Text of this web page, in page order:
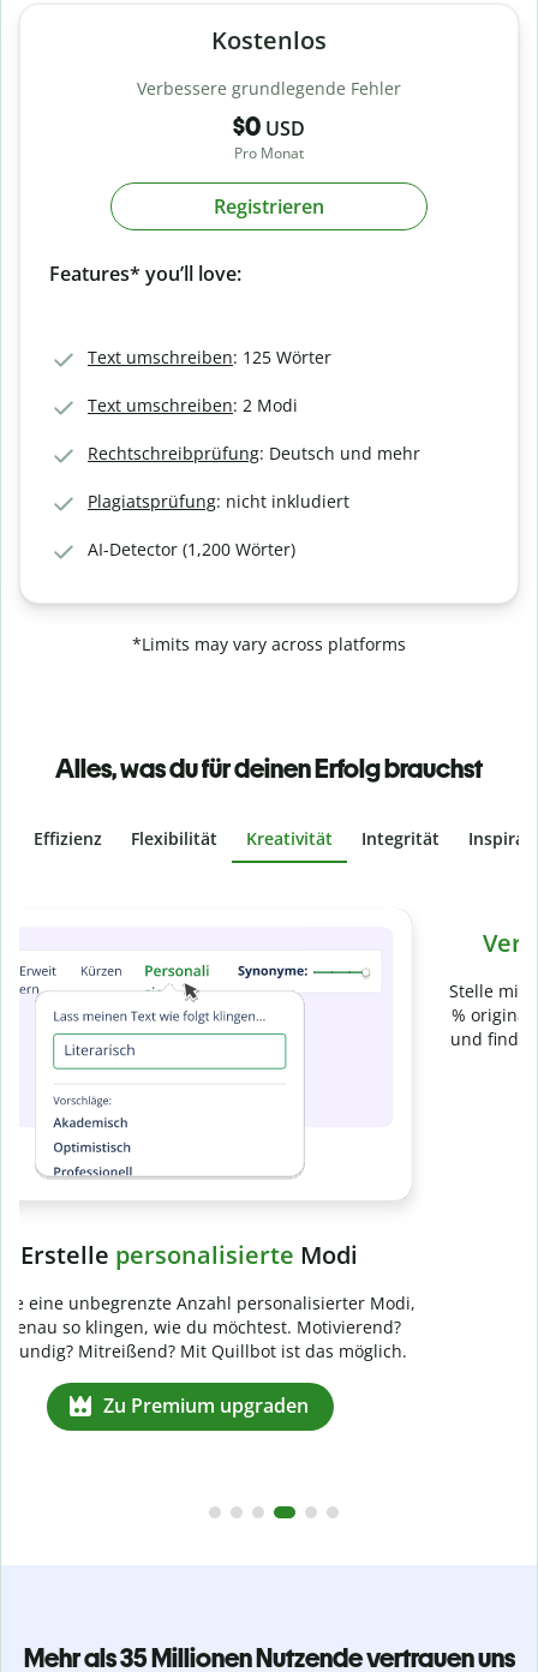
Kostenlos
Verbessere grundlegende Fehler
$0 USD
Pro Monat
Registrieren
Features* you’ll love:
Text umschreiben: 125 Wörter
Text umschreiben: 2 Modi
Rechtschreibprüfung: Deutsch und mehr
Plagiatsprüfung: nicht inkludiert
AI-Detector (1,200 Wörter)
*Limits may vary across platforms
Alles, was du für deinen Erfolg brauchst
Effizienz Flexibilität Kreativität Integrität
Verhindereversehentliches Plagiat
Stelle mit der Plagiatsprüfung sicher, dass dein Text zu 100
% original ist. Analysiere deine Arbeit in Sekundenschnelle
und finde fehlende Quellenangaben in über 100 Sprachen.
Zu Premium upgraden
Mehr als 35 Millionen Nutzende vertrauen uns